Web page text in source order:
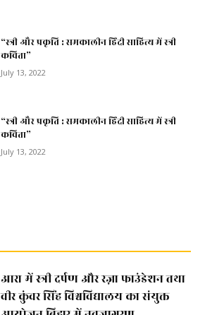
“स्त्री और प्रकृति : समकालीन हिंदी साहित्य में स्त्री
कविता”
July 13, 2022
“स्त्री और प्रकृति : समकालीन हिंदी साहित्य में स्त्री
कविता”
July 13, 2022
आरा में स्त्री दर्पण और रज़ा फाउंडेशन तथा
वीर कुंवर सिंह विश्वविद्यालय का संयुक्त